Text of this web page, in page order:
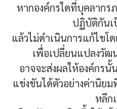
หากองค์กรใดที่บุคลาก
ปฏิบัติกันเ
แล้วไม่ดำเนินการแก้ไขโ
เพื่อเปลี่ยนแปลงวัฒ
อาจจะส่งผลให้องค์กร
แข่งขันได้ตัวอย่างค่านิยม
หลีก